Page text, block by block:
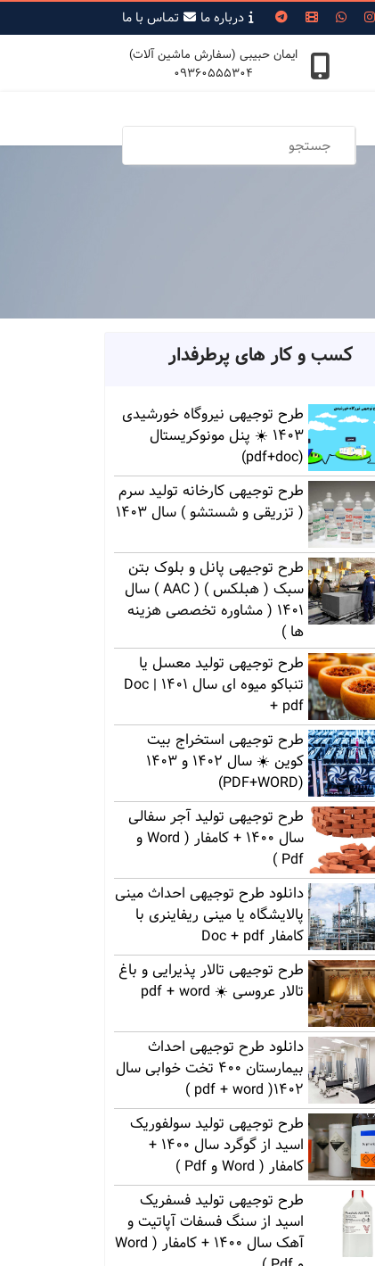
درباره ما تمـاس با ما
ایمان حبیبی (سفارش ماشین آلات)
09360555304
کسب و کار های پرطرفدار
طرح توجیهی نیروگاه خورشیدی
1403 ☀️ پنل مونوکریستال
(pdf+doc)
طرح توجیهی کارخانه تولید سرم
( تزریقی و شستشو ) سال 1403
طرح توجیهی پانل و بلوک بتن
سبک ( هبلکس ) ( AAC ) سال
1401 ( مشاوره تخصصی هزینه
ها )
طرح توجیهی تولید معسل یا
تنباکو میوه ای سال 1401 | Doc
+ pdf
طرح توجیهی استخراج بیت
کوین ☀️ سال 1402 و 1403
(PDF+WORD)
طرح توجیهی تولید آجر سفالی
سال 1400 + کامفار ( Word و
Pdf )
دانلود طرح توجیهی احداث مینی
پالایشگاه یا مینی ریفاینری با
کامفار Doc + pdf
طرح توجیهی تالار پذیرایی و باغ
تالار عروسی ☀️ pdf + word
دانلود طرح توجیهی احداث
بیمارستان 400 تخت خوابی سال
1402( pdf + word )
طرح توجیهی تولید سولفوریک
اسید از گوگرد سال 1400 +
کامفار ( Word و Pdf )
طرح توجیهی تولید فسفریک
اسید از سنگ فسفات آپاتیت و
آهک سال 1400 + کامفار ( Word